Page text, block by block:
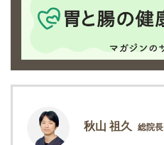
秋山 祖久 総院長